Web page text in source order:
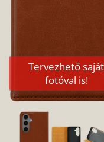
Tervezhető saját
fotóval is!